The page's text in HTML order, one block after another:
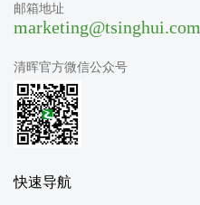
邮箱地址
marketing@tsinghui.com
清晖官方微信公众号
快速导航